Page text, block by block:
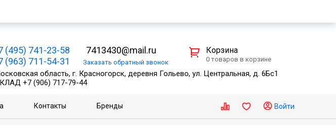
(495) 741-23-58
(963) 711-54-31
7413430@mail.ru
Заказать обратный звонок
область, г. Красногорск, деревня Гольево, ул. Центральная, д. 6Бс1
+7 (906) 717-79-44
Корзина
0 товаров в корзине
Контакты Бренды Войти